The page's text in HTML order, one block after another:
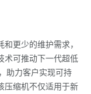
更少的维护需求，
术可推动下一代超低
助力客户实现可持
压缩机不仅适用于新